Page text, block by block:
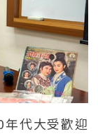
代大受歡迎